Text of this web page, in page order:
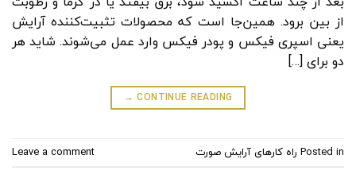
از بین برود. همین‌جا است که محصولات تثبیت‌کننده آرایش
یعنی اسپری فیکس و پودر فیکس وارد عمل می‌شوند. شاید هر
دو برای […]
CONTINUE READING
→
Posted in راه کارهای آرایش صورت Leave a comment